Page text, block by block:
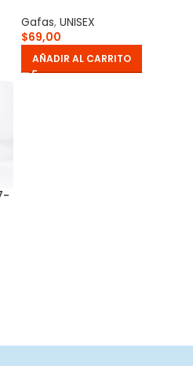
Gafas, UNISEX
$69,00
AÑADIR AL CARRITO